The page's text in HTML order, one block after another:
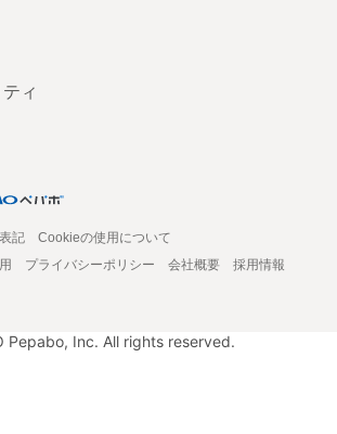
ィ
記
Cookieの使用について
プライバシーポリシー 会社概要
採用情報
Pepabo, Inc. All rights reserved.